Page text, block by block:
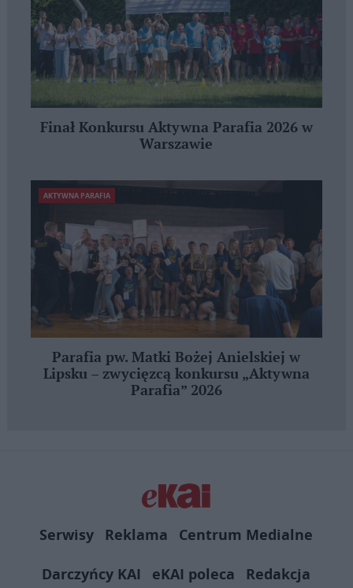
Finał Konkursu Aktywna Parafia 2026 w
Warszawie
AKTYWNA PARAFIA
Parafia pw. Matki Bożej Anielskiej w
Lipsku – zwycięzcą konkursu „Aktywna
Parafia” 2026
Serwisy Reklama
Centrum Medialne
Darczyńcy KAI
eKAI poleca Redakcja